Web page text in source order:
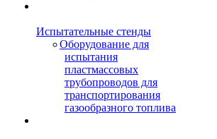
Испытательные стенды
Оборудование для
испытания
пластмассовых
трубопроводов для
транспортирования
газообразного топлива